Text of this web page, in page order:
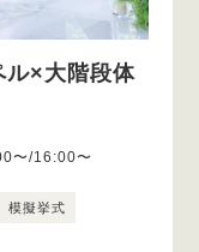
ル×大階段体
〜/16:00〜
模擬挙式